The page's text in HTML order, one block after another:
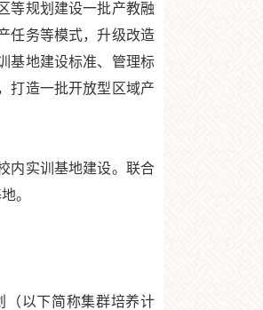
等规划建设一批产教融
任务等模式，升级改造
基地建设标准、管理标
打造一批开放型区域产
内实训基地建设。联合
。
以下简称集群培养计